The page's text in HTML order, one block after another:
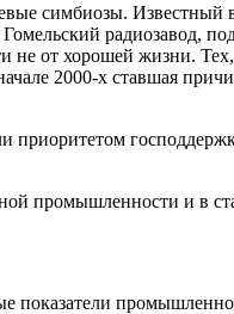
симбиозы.
от хорошей жизни.
2000-х ставшая
приоритетом
промышленности и в
показатели